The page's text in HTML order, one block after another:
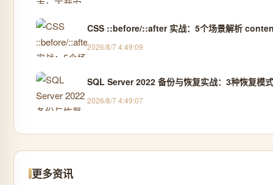
CSS ::before/::after 实战：5个场景解析
2026/8/7 4:49:09
SQL Server 2022 备份与恢复实战：3种恢复模
2026/8/7 4:49:07
更多资讯